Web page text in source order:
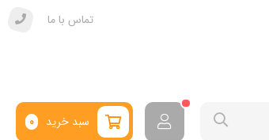
تماس با ما
سبد خرید 0